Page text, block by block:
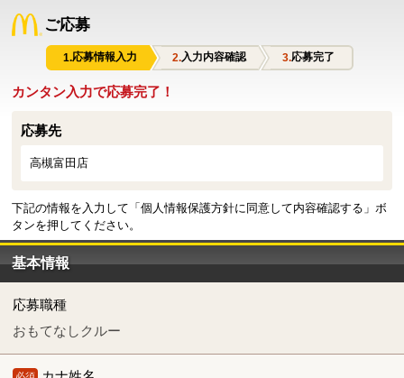
ご応募
応募情報入力 入力内容確認 応募完了
カンタン入力で応募完了！
応募先
高槻富田店
下記の情報を入力して「個人情報保護方針に同意して内容確認する」ボ
タンを押してください。
基本情報
応募職種
おもてなしクルー